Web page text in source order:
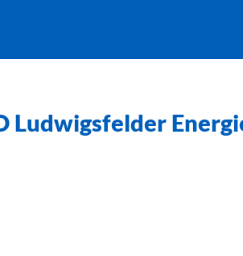
Ludwigsfelder